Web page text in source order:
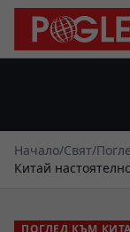
Начало/Свят/
Китай
ПОГЛЕД КЪМ